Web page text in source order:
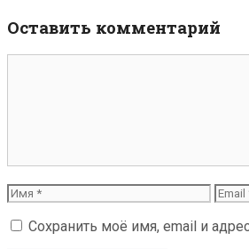
Оставить комментарий
Имя Email
Сохранить моё имя, email и